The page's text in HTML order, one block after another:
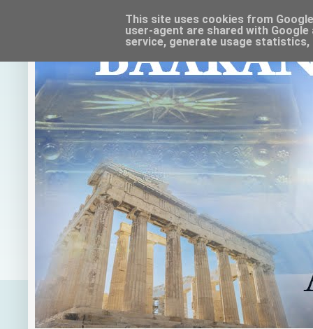
This site uses cookies from
user-agent are shared with
service, generate usage statistics,